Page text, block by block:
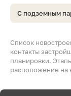
Список
контакты
планировки.
расположение на
С подземным